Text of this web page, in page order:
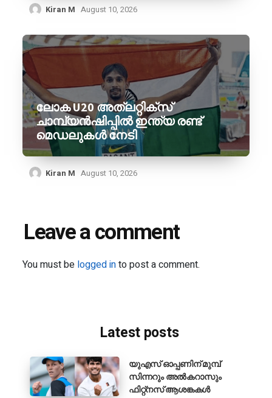
Kiran M August 10, 2026
ലോക U20 അത്‌ലറ്റിക്‌സ്
ചാമ്പ്യൻഷിപ്പിൽ ഇന്ത്യ രണ്ട്
മെഡലുകൾ നേടി
Kiran M August 10, 2026
Leave a comment
You must be logged into post a comment.
Latest posts
യുഎസ് ഓപ്പണിന് മുമ്പ്
സിന്നറും അൽകറാസും
ഫിറ്റ്നസ് ആശങ്കകൾ